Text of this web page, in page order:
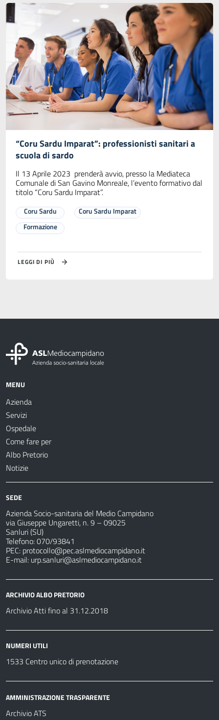
“Coru Sardu Imparat”: professionisti sanitari a
scuola di sardo
Il 13 Aprile 2023 prenderà avvio, presso la Mediateca
Comunale di San Gavino Monreale, l’evento formativo dal
titolo “Coru Sardu Imparat”.
Coru Sardu
Coru Sardu Imparat
Formazione
LEGGI DI PIÙ
MENU
Azienda
Servizi
Ospedale
Come fare per
Albo Pretorio
Notizie
SEDE
Azienda Socio-sanitaria del Medio Campidano
via Giuseppe Ungaretti, n. 9 – 09025
Sanluri (SU)
Telefono: 070/93841
PEC: protocollo@pec.aslmediocampidano.it
E-mail: urp.sanluri@aslmediocampidano.it
ARCHIVIO ALBO PRETORIO
Archivio Atti fino al 31.12.2018
NUMERI UTILI
1533 Centro unico di prenotazione
AMMINISTRAZIONE TRASPARENTE
Archivio ATS